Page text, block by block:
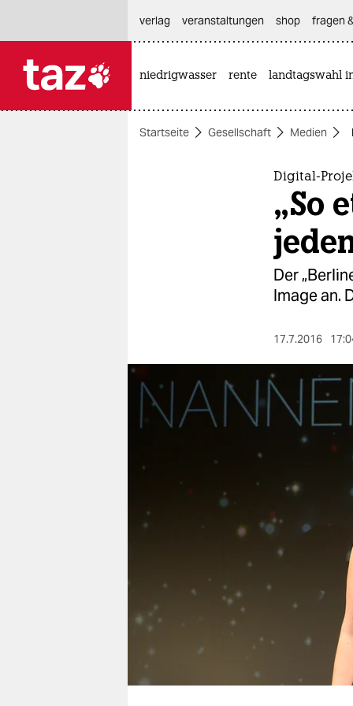
themen
nord
wahrheit
veranstaltungen
fragen & hilfe
unterstützen
abo
genossenschaft
verlag
veranstaltungen shop fragen
niedrigwasser rente landtagswahl
Startseite Gesellschaft Medien
Digital-
„So
Der
Image an.
17.7.2016